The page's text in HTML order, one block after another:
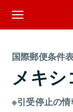
国際郵便条件
メキシ
※引受停止の情